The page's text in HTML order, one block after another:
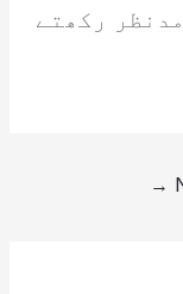
رکھتے
→